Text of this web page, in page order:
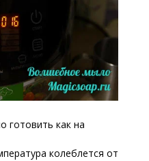
готовить как на
колеблется от